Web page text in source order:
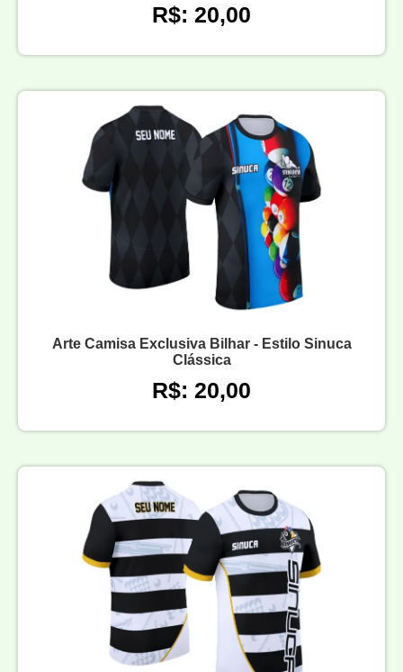
R$: 20,00
Arte Camisa Exclusiva Bilhar - Estilo Sinuca
Clássica
R$: 20,00